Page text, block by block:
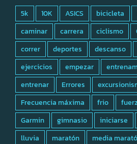
5k 10K ASICS bicicleta
caminar
carrera ciclismo
correr
deportes descanso
ejercicios
empezar
entrenar
Errores
Frecuencia máxima
frio
Garmin
gimnasio iniciarse
lluvia
maratón
media